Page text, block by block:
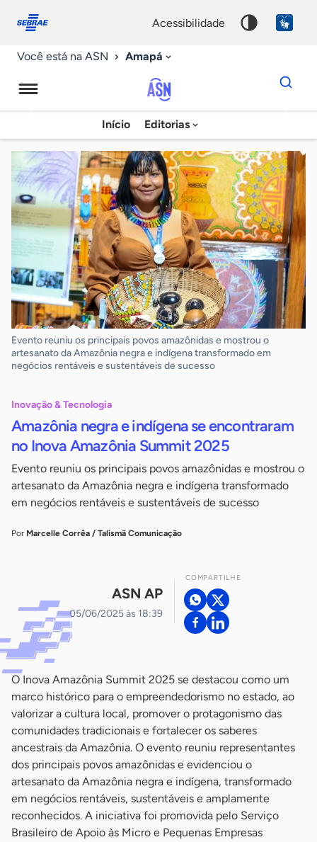
conosco
acessibilidade
Você está na ASN Amapá
Agência
Sebrae
de
Notícias
Início Editorias
Dados
para
chave
Evento reuniu os principais povos amazônidas e mostrou o
artesanato da Amazônia negra e indígena transformado em
negócios rentáveis e sustentáveis de sucesso
Inovação & Tecnologia
Amazônia negra e indígena se encontraram
no Inova Amazônia Summit 2025
Evento reuniu os principais povos amazônidas e mostrou o
artesanato da Amazônia negra e indígena transformado
em negócios rentáveis e sustentáveis de sucesso
Por Marcelle Corrêa / Talismã Comunicação
ASN AP
05/06/2025 às 18:39
COMPARTILHE
O Inova Amazônia Summit 2025 se destacou como um
marco histórico para o empreendedorismo no estado, ao
valorizar a cultura local, promover o protagonismo das
comunidades tradicionais e fortalecer os saberes
ancestrais da Amazônia. O evento reuniu representantes
dos principais povos amazônidas e evidenciou o
artesanato da Amazônia negra e indígena, transformado
em negócios rentáveis, sustentáveis e amplamente
reconhecidos. A iniciativa foi promovida pelo Serviço
Brasileiro de Apoio às Micro e Pequenas Empresas